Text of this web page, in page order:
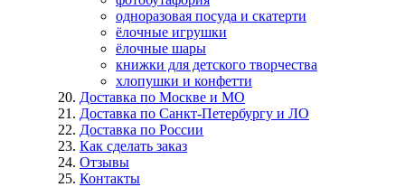
одноразовая посуда и скатерти
ёлочные игрушки
ёлочные шары
книжки для детского творчества
хлопушки и конфетти
Доставка по Москве и МО
Доставка по Санкт-Петербургу и ЛО
Доставка по России
Как сделать заказ
Отзывы
Контакты